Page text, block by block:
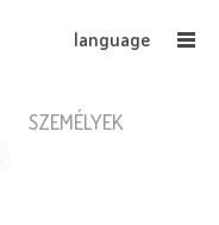
language
SZEMÉLYEK